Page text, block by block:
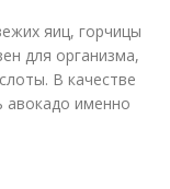
яиц, горчицы
для организма,
В качестве
авокадо именно